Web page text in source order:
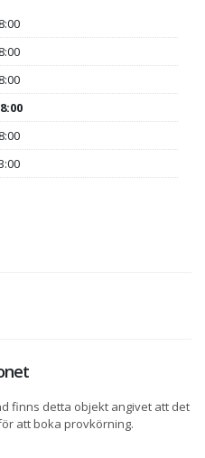
finns detta objekt angivet att det
att boka provkörning.